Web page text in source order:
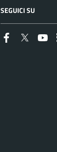
SEGUICI SU